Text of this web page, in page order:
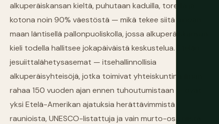
alkuperäiskansan kieltä, puhutaan kaduilla, toreilla ja
kotona noin 90% väestöstä — mikä tekee siitä ainoan
maan läntisellä pallonpuoliskolla, jossa alkuperäiskansan
kieli todella hallitsee jokapäiväistä keskustelua. Etelän
jesuiittalähetysasemat — itsehallinnollisia
alkuperäisyhteisöjä, jotka toimivat yhteiskuntina ilman
rahaa 150 vuoden ajan ennen tuhoutumistaan — ovat
yksi Etelä-Amerikan ajatuksia herättävimmistä
raunioista, UNESCO-listattuja ja vain murto-osa niistä